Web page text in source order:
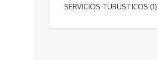
SERVICIOS TURUSTICOS (1)